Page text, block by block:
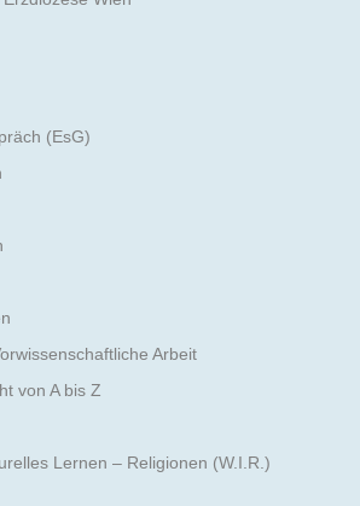
(EsG)
Arbeit
von A bis Z
Lernen – Religionen (W.I.R.)